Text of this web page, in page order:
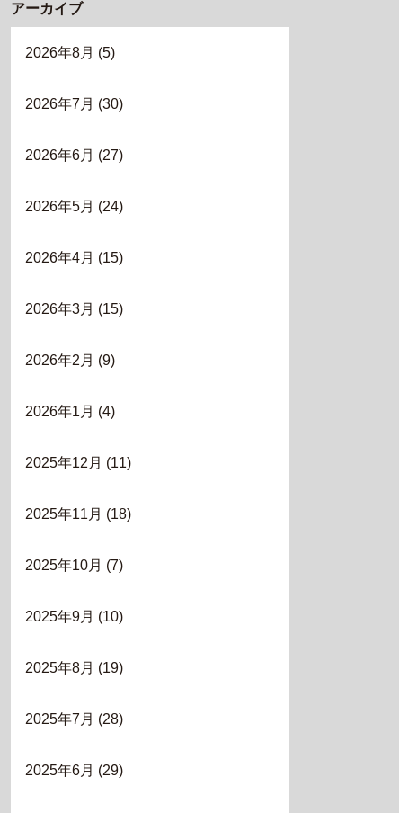
アーカイブ
2026年8月 (5)
2026年7月 (30)
2026年6月 (27)
2026年5月 (24)
2026年4月 (15)
2026年3月 (15)
2026年2月 (9)
2026年1月 (4)
2025年12月 (11)
2025年11月 (18)
2025年10月 (7)
2025年9月 (10)
2025年8月 (19)
2025年7月 (28)
2025年6月 (29)